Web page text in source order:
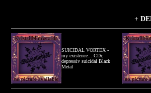
+
SUICIDAL VORTEX -
my existence... CDr,
depressiv suicidal Black
Metal